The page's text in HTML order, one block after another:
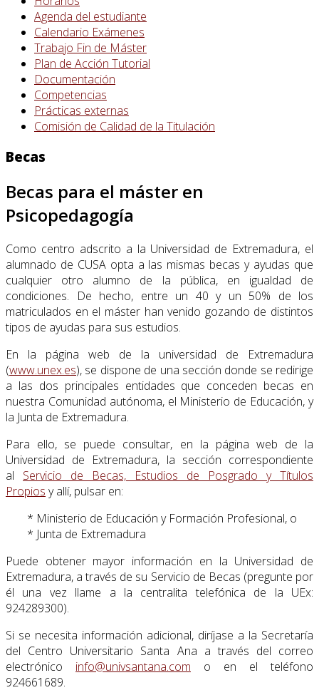
Agenda del estudiante
Calendario Exámenes
Trabajo Fin de Máster
Plan de Acción Tutorial
Documentación
Competencias
Prácticas externas
Comisión de Calidad de la Titulación
Becas
Becas para el máster en
Psicopedagogía
Como centro adscrito a la Universidad de Extremadura, el
alumnado de CUSA opta a las mismas becas y ayudas que
cualquier otro alumno de la pública, en igualdad de
condiciones. De hecho, entre un 40 y un 50% de los
matriculados en el máster han venido gozando de distintos
tipos de ayudas para sus estudios.
En la página web de la universidad de Extremadura
(www.unex.es), se dispone de una sección donde se redirige
a las dos principales entidades que conceden becas en
nuestra Comunidad autónoma, el Ministerio de Educación, y
la Junta de Extremadura.
Para ello, se puede consultar, en la página web de la
Universidad de Extremadura, la sección correspondiente
al Servicio de Becas, Estudios de Posgrado y Títulos
Propios y allí, pulsar en:
* Ministerio de Educación y Formación Profesional, o
* Junta de Extremadura
Puede obtener mayor información en la Universidad de
Extremadura, a través de su Servicio de Becas (pregunte por
él una vez llame a la centralita telefónica de la UEx:
924289300).
Si se necesita información adicional, diríjase a la Secretaría
del Centro Universitario Santa Ana a través del correo
electrónico info@univsantana.com o en el teléfono
924661689.